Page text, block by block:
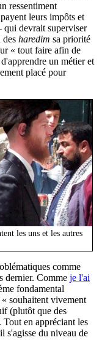
ressentiment
leurs impôts et
qui devrait superviser
des haredim sa priorité
« tout faire afin de
un métier et
placé pour
les uns et les autres
comme
dernier. Comme je l'ai
fondamental
souhaitent vivement
(plutôt que des
en appréciant les
s'agisse du niveau de